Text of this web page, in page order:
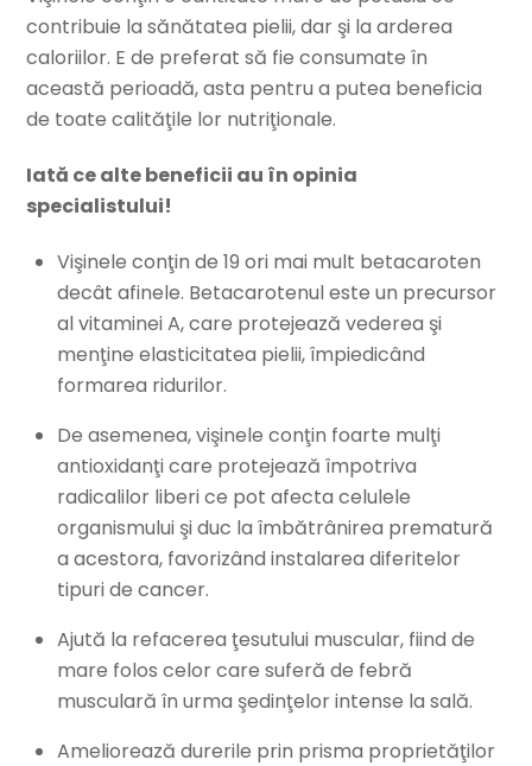
contribuie la sănătatea pielii, dar şi la arderea
caloriilor. E de preferat să fie consumate în
această perioadă, asta pentru a putea beneficia
de toate calităţile lor nutriţionale.
Iată ce alte beneficii au în opinia
specialistului!
Vişinele conţin de 19 ori mai mult betacaroten
decât afinele. Betacarotenul este un precursor
al vitaminei A, care protejează vederea şi
menţine elasticitatea pielii, împiedicând
formarea ridurilor.
De asemenea, vişinele conţin foarte mulţi
antioxidanţi care protejează împotriva
radicalilor liberi ce pot afecta celulele
organismului şi duc la îmbătrânirea prematură
a acestora, favorizând instalarea diferitelor
tipuri de cancer.
Ajută la refacerea ţesutului muscular, fiind de
mare folos celor care suferă de febră
musculară în urma şedinţelor intense la sală.
Ameliorează durerile prin prisma proprietăţilor